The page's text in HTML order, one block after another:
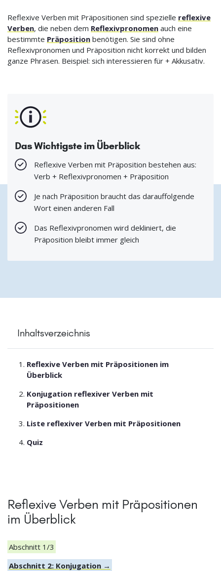
Reflexive Verben mit Präpositionen sind spezielle reflexive
Verben, die neben dem Reflexivpronomen auch eine
bestimmte Präposition benötigen. Sie sind ohne
Reflexivpronomen und Präposition nicht korrekt und bilden
ganze Phrasen. Beispiel: sich interessieren für + Akkusativ.
Das Wichtigste im Überblick
Reflexive Verben mit Präposition bestehen aus:
Verb + Reflexivpronomen + Präposition
Je nach Präposition braucht das darauffolgende
Wort einen anderen Fall
Das Reflexivpronomen wird dekliniert, die
Präposition bleibt immer gleich
Inhaltsverzeichnis
Reflexive Verben mit Präpositionen im
Überblick
Konjugation reflexiver Verben mit
Präpositionen
Liste reflexiver Verben mit Präpositionen
Quiz
Reflexive Verben mit Präpositionen
im Überblick
Abschnitt 1/3
Abschnitt 2: Konjugation →